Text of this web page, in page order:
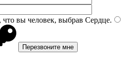
вы человек, выбрав Сердце.